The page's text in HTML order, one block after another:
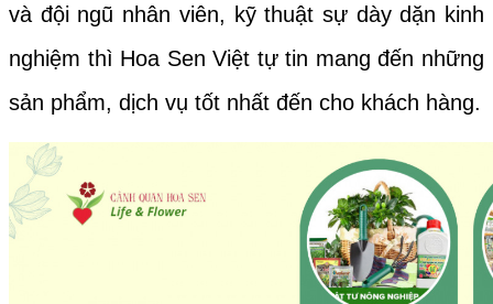
và đội ngũ nhân viên, kỹ thuật sự dày dặn kinh
nghiệm thì Hoa Sen Việt tự tin mang đến những
sản phẩm, dịch vụ tốt nhất đến cho khách hàng.